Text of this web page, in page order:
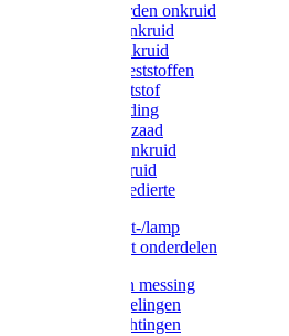
Protect Garden onkruid
Diversen onkruid
Solabiol onkruid
Solabiol meststoffen
Pokon meststof
Pokon voeding
Pokon graszaad
Roundup onkruid
Pokon onkruid
Pokon ongedierte
Vliegenkast-/lamp
Vliegenkast onderdelen
Zuigkorven messing
Geka koppelingen
Geka afdichtingen